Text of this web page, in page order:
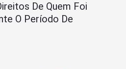
De Quem Foi
O Período De